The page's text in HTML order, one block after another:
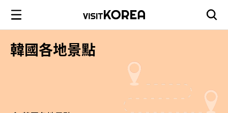
韓國各地景點